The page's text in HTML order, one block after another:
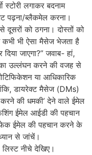
स्टोरी लगाकर बदनाम
पढ़ना/ब्लैकमेल करना।
दूसरों को ठगना। दोस्तों को
कभी भी ऐसा मैसेज भेजता है
जाएगा?” जवाब- हां,
उल्लंघन करने की वजह से
या आधिकारिक
डायरेक्ट मैसेज (DMs)
की धमकी’ देने वाले ईमेल
ईमेल आईडी की पहचान
ईमेल की पहचान करने के
से जांचें।
नीचे देखिए।